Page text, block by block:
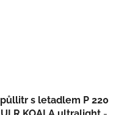
půllitr s letadlem P 220